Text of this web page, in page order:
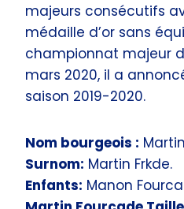
majeurs consécutifs
médaille d’or sans
championnat majeur de
mars 2020, il a
saison 2019-2020.
Nom bourgeois :
Surnom: Martin Frkde.
Enfants: Manon